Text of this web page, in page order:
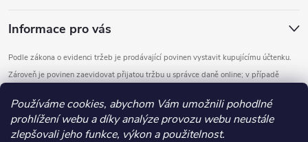
Používáme cookies, abychom Vám umožnili pohodlné
prohlížení webu a díky analýze provozu webu neustále
zlepšovali jeho funkce, výkon a použitelnost.
Informace pro vás
Podle zákona o evidenci tržeb je prodávající povinen vystavit kupujícímu účtenku.
Zároveň je povinen zaevidovat přijatou tržbu u správce daně online; v případě
Copyright 2026DOMYS. Všechna práva vyhrazena.